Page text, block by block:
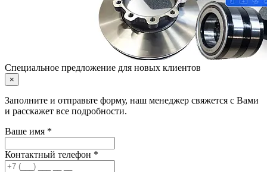
Специальное предложение для новых клиентов
×
Заполните и отправьте форму, наш менеджер свяжется с Вами
и расскажет все подробности.
Ваше имя *
Контактный телефон *